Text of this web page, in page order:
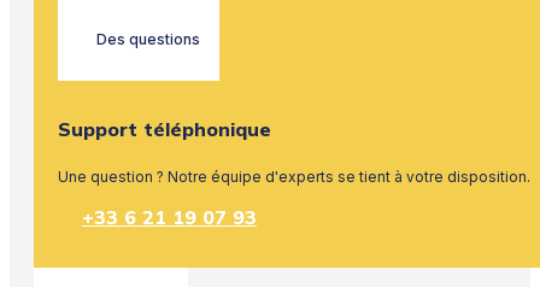
Des questions
Support téléphonique
Une question ? Notre équipe d'experts se tient à votre disposition.
+33 6 21 19 07 93